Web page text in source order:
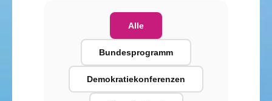
Alle
Bundesprogramm
Demokratiekonferenzen